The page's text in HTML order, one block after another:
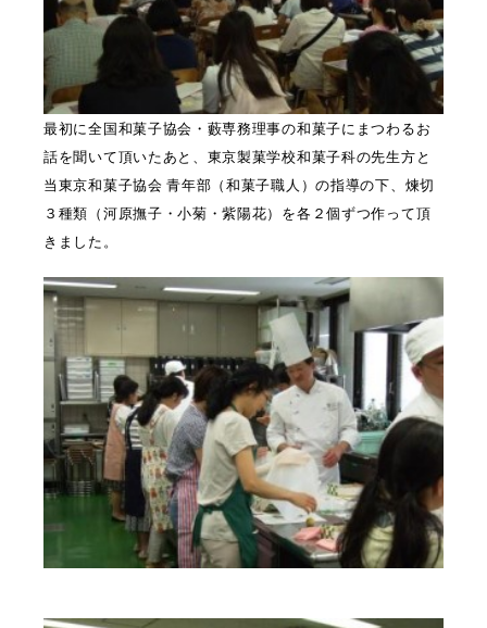
最初に全国和菓子協会・藪専務理事の和菓子にまつわるお
話を聞いて頂いたあと、東京製菓学校和菓子科の先生方と
当東京和菓子協会 青年部（和菓子職人）の指導の下、煉切
３種類（河原撫子・小菊・紫陽花）を各２個ずつ作って頂
きました。